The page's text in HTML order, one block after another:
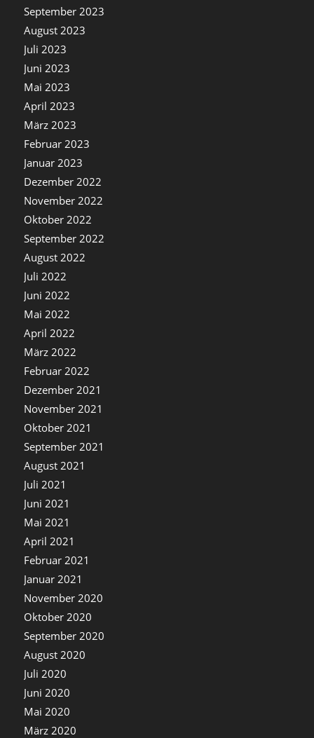
September 2023
August 2023
Juli 2023
Juni 2023
Mai 2023
April 2023
März 2023
Februar 2023
Januar 2023
Dezember 2022
November 2022
Oktober 2022
September 2022
August 2022
Juli 2022
Juni 2022
Mai 2022
April 2022
März 2022
Februar 2022
Dezember 2021
November 2021
Oktober 2021
September 2021
August 2021
Juli 2021
Juni 2021
Mai 2021
April 2021
Februar 2021
Januar 2021
November 2020
Oktober 2020
September 2020
August 2020
Juli 2020
Juni 2020
Mai 2020
März 2020